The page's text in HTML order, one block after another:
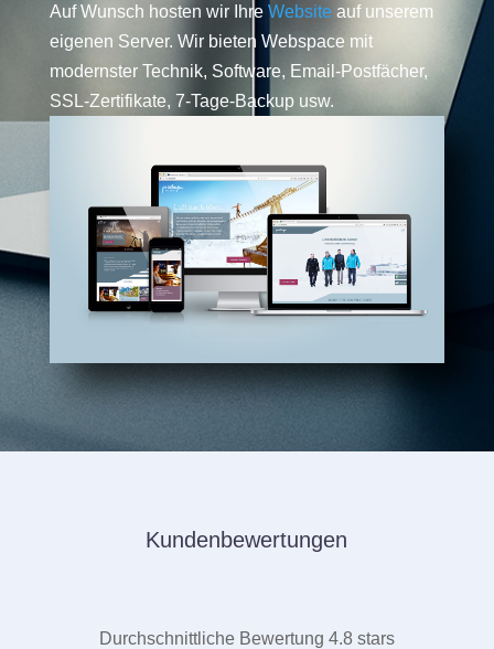
Auf Wunsch hosten wir Ihre Website auf unserem
eigenen Server. Wir bieten Webspace mit
modernster Technik, Software, Email-Postfächer,
SSL-Zertifikate, 7-Tage-Backup usw.
Kundenbewertungen
Durchschnittliche Bewertung 4.8 stars